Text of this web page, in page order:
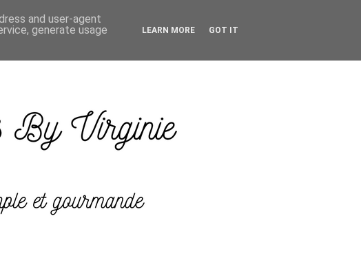
and user-agent
generate usage
LEARN MORE GOT IT